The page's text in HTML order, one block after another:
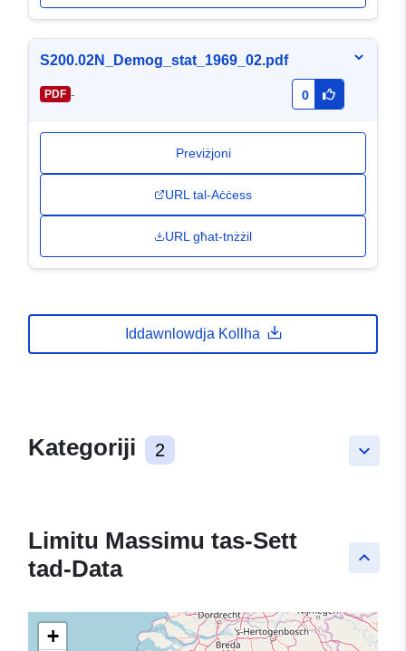
S200.02N_Demog_stat_1969_02.pdf
PDF - 0
Previżjoni
URL tal-Aċċess
URL għat-tnżżil
Iddawnlowdja Kollha
keyboard_arrow_down
Kategoriji 2
keyboard_arrow_up
Limitu Massimu tas-Sett
tad-Data
+